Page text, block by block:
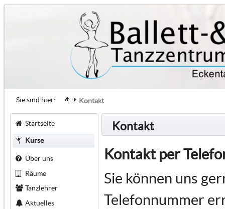
Sie sind hier: Kontakt
Startseite
Kurse
Über uns
Räume
Tanzlehrer
Aktuelles
Kontakt
Kontakt per
Sie können uns
Telefonnummer